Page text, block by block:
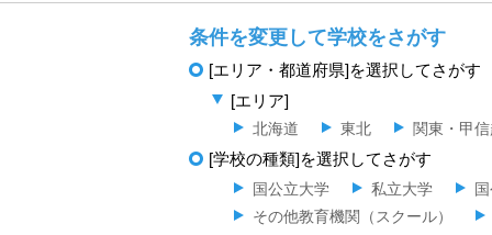
条件を変更して学校をさがす
[エリア・都道府県]を選択してさがす
[エリア]
北海道 東北 関東・甲
[学校の種類]を選択してさがす
国公立大学 私立大学
その他教育機関（スクール）